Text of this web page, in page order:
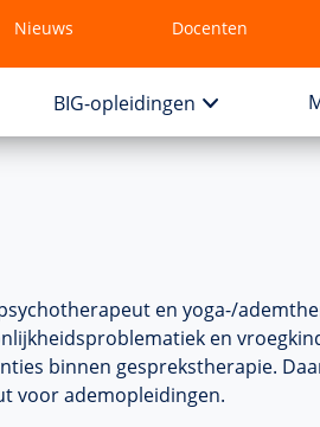
Nieuws Docenten
BIG-opleidingen
en yoga-/
en
binnen gesprekstherapie.
voor ademopleidingen.